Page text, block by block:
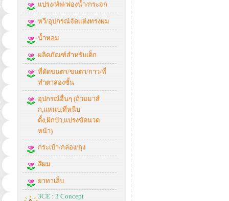
แปรง/พัฟ/ฟองน้ำ/กระจก
หวี/อุปกรณ์จัดแต่งทรงผม
น้ำหอม
ผลิตภัณฑ์สำหรับเด็ก
ที่ดัดขนตา/ขนตา/กาว/ที่
ทำตาสองชั้น
อุปกรณ์อื่นๆ (ถ้วยมาส์
ก,แหนบ,ที่หนีบ
ดั้ง,ฝักบัว,แปรงขัดนวด
หน้า)
กระเป๋า/กล่อง/ถุง
สีผม
ยาทาเล็บ
3CE : 3 Concept